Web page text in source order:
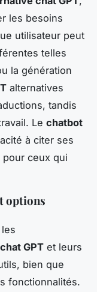
les besoins
utilisateur peut
telles
la génération
alternatives
tandis
Le chatbot
à citer ses
ceux qui
options
GPT et leurs
bien que
fonctionnalités.